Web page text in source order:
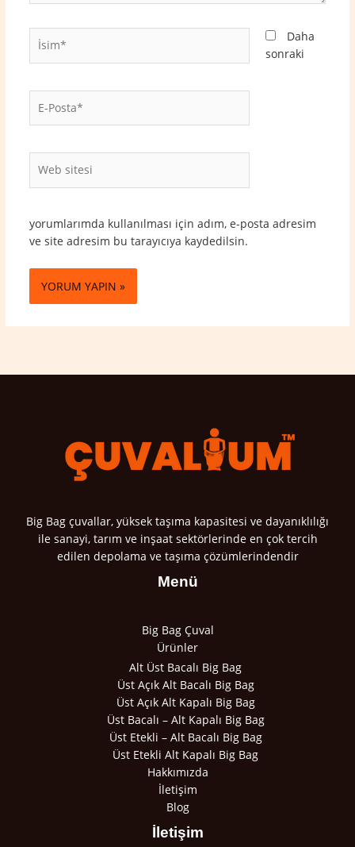
İsim*
Posta*
sitesi
Daha
sonraki
yorumlarımda kullanılması için adım, e-posta adresim
ve site adresim bu tarayıcıya kaydedilsin.
Big Bag çuvallar, yüksek taşıma kapasitesi ve dayanıklılığı
ile sanayi, tarım ve inşaat sektörlerinde en çok tercih
edilen depolama ve taşıma çözümlerindendir
Menü
Big Bag Çuval
Ürünler
Alt Üst Bacalı Big Bag
Üst Açık Alt Bacalı Big Bag
Üst Açık Alt Kapalı Big Bag
Üst Bacalı – Alt Kapalı Big Bag
Üst Etekli – Alt Bacalı Big Bag
Üst Etekli Alt Kapalı Big Bag
Hakkımızda
İletişim
Blog
İletişim